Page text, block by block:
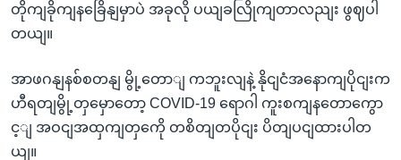
တိုကျခိုကျနခြေိနျမှာပဲ အခုလို ပယျခလြိုကျတာလညျး ဖွဈပါ
တယျ။
အာဖဂနျနစ်စတနျ မွို့တောျ ကဘူးလျနဲ့ နိုငျငံအနောကျပိုငျးက
ဟီရတျမွို့တှမှောတော့ COVID-19 ရောဂါ ကူးစကျနတောကွော
င့ျ အဝငျအထှကျတှကေို တစိတျတပိုငျး ပိတျပငျထားပါတ
ယျ။